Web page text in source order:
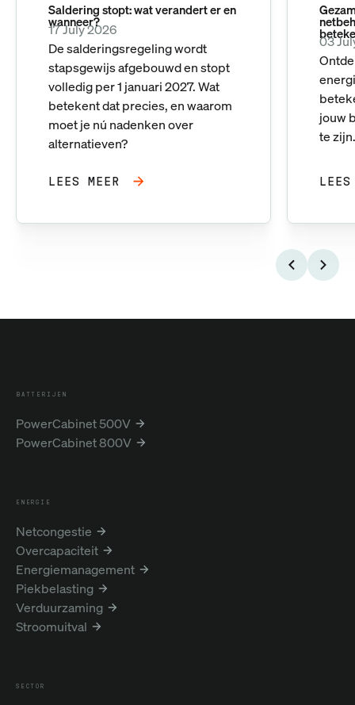
Saldering stopt: wat verandert er en
wanneer?
17 July 2026
De salderingsregeling wordt
stapsgewijs afgebouwd en stopt
volledig per 1 januari 2027. Wat
betekent dat precies, en waarom
moet je nú nadenken over
alternatieven?
LEES MEER
03
jouw
te
BATTERIJEN
PowerCabinet 500V
PowerCabinet 800V
ENERGIE
Netcongestie
Overcapaciteit
Energiemanagement
Piekbelasting
Verduurzaming
Stroomuitval
SECTOR